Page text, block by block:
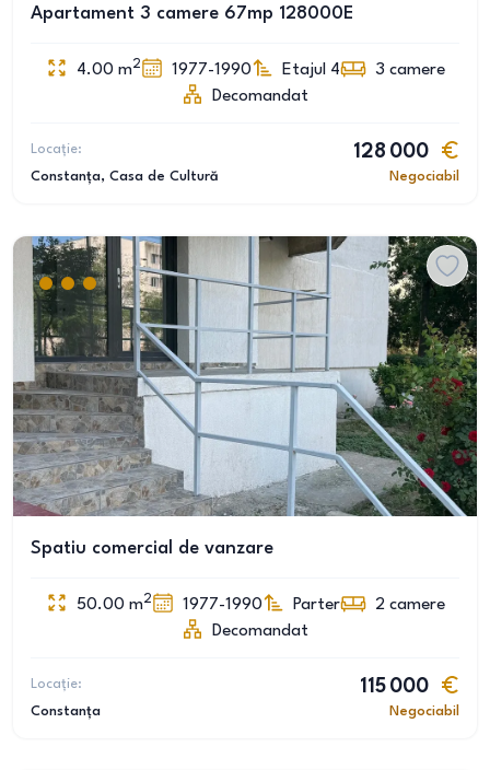
Apartament 3 camere 67mp 128000E
4.00 m2 1977-1990 Etajul 4 3 camere
Decomandat
Locație:
Constanța, Casa de Cultură
128 000
Negociabil
Spatiu comercial de vanzare
50.00 m2 1977-1990 Parter 2 camere
Decomandat
Locație:
Constanța
115 000
Negociabil